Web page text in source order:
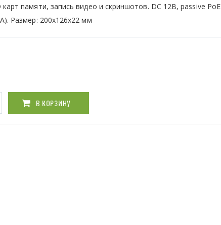
памяти, запись видео и скриншотов. DC 12В, passive PoE
Размер: 200х126х22 мм
В КОРЗИНУ